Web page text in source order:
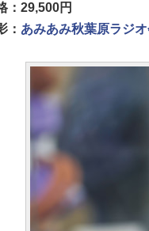
：29,500円
： あみあみ秋葉原ラジ